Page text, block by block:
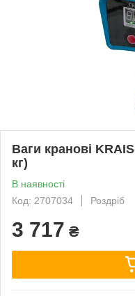
Ваги кранові
кг)
В наявності
Код: 2707034
Роздріб
3 717 ₴